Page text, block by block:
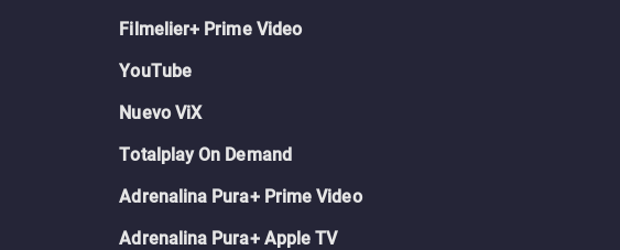
Filmelier+ Prime Video
YouTube
Nuevo ViX
Totalplay On Demand
Adrenalina Pura+ Prime Video
Adrenalina Pura+ Apple TV